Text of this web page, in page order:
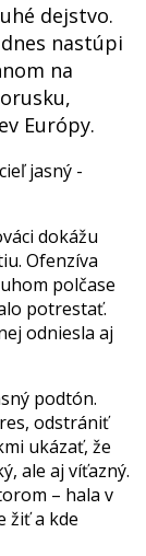
dejstvo.
nastúpi
na
Európy.
jasný -
dokážu
Ofenzíva
polčase
potrestať.
odniesla aj
podtón.
odstrániť
ukázať, že
ale aj víťazný.
– hala v
žiť a kde